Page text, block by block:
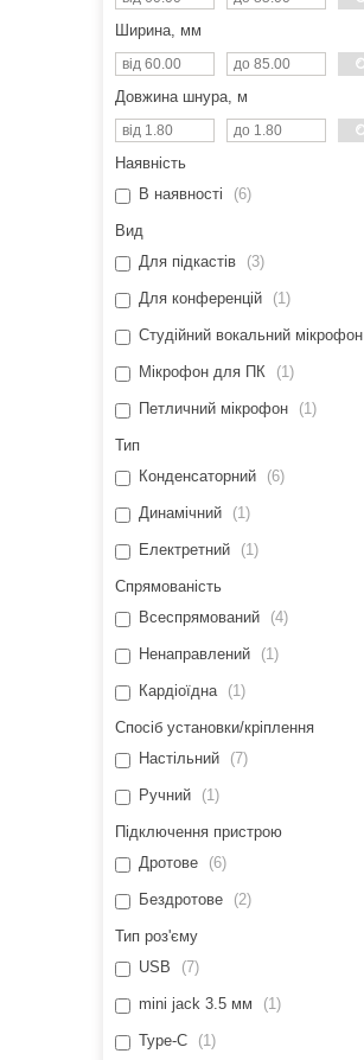
Ширина, мм
Довжина шнура, м
Наявність
В наявності
6
Вид
Для підкастів
3
Для конференцій 1
Студійний вокальний мікрофон
Мікрофон для ПК 1
Петличний мікрофон 1
Тип
Конденсаторний
6
Динамічний 1
Електретний 1
Спрямованість
Всеспрямований
4
Ненаправлений 1
Кардіоїдна 1
Спосіб установки/кріплення
Настільний
7
Ручний 1
Підключення пристрою
Дротове
6
Бездротове 2
Тип роз'єму
USB
7
mini jack 3.5 мм 1
Type-C 1